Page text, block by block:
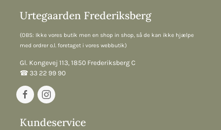
Urtegaarden Frederiksberg
(OBS: Ikke vores butik men en shop in shop, så de kan ikke hjælpe
med ordrer o.l. foretaget i vores webbutik)
Gl. Kongevej 113, 1850 Frederiksberg C
☎︎ 33 22 99 90
Kundeservice